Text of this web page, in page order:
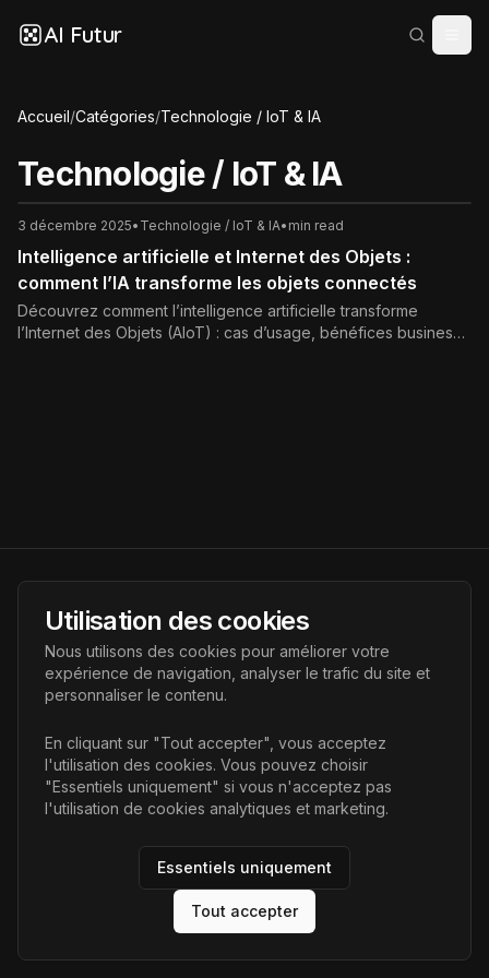
AI Futur
Accueil/Catégories/Technologie / IoT & IA
Technologie / IoT & IA
3 décembre 2025• Technologie / IoT & IA• min read
Intelligence artificielle et Internet des Objets :
comment l’IA transforme les objets connectés
Découvrez comment l’intelligence artificielle transforme
l’Internet des Objets (AIoT) : cas d’usage, bénéfices business,
AI Futur
Portail de l'avenir de l'intelligence artificielle, vous aidant à
découvrir les dernières technologies IA.
Liens
Accueil
Articles
AI Futur. Tous droits réservés.
Utilisation des cookies
Nous utilisons des cookies pour améliorer votre
expérience de navigation, analyser le trafic du site et
personnaliser le contenu.
En cliquant sur "Tout accepter", vous acceptez
l'utilisation des cookies. Vous pouvez choisir
"Essentiels uniquement" si vous n'acceptez pas
l'utilisation de cookies analytiques et marketing.
Essentiels uniquement
Tout accepter